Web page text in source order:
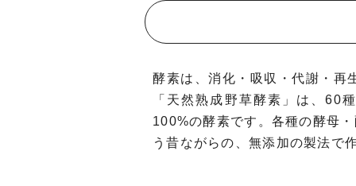
酵素は、消化・吸収・代謝・再
「天然熟成野草酵素」は、60
100%の酵素です。各種の酵母
う昔ながらの、無添加の製法で